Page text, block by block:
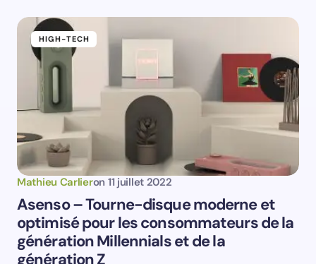
Save my name and email in this browser for the
next time I comment.
Submit Comment
HIGH-TECH
Mathieu Carlieron 11 juillet 2022
Asenso – Tourne-disque moderne et
optimisé pour les consommateurs de la
génération Millennials et de la
génération Z